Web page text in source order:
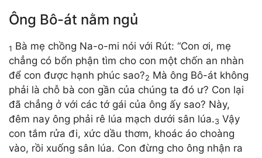
Ông Bô-át nằm ngủ
1 Bà mẹ chồng Na-o-mi nói với Rút: “Con ơi, mẹ
chẳng có bổn phận tìm cho con một chốn an nhàn
để con được hạnh phúc sao?2 Mà ông Bô-át không
phải là chỗ bà con gần của chúng ta đó ư? Con lại
đã chẳng ở với các tớ gái của ông ấy sao? Này,
đêm nay ông phải rê lúa mạch dưới sân lúa.3 Vậy
con tắm rửa đi, xức dầu thơm, khoác áo choàng
vào, rồi xuống sân lúa. Con đừng cho ông nhận ra